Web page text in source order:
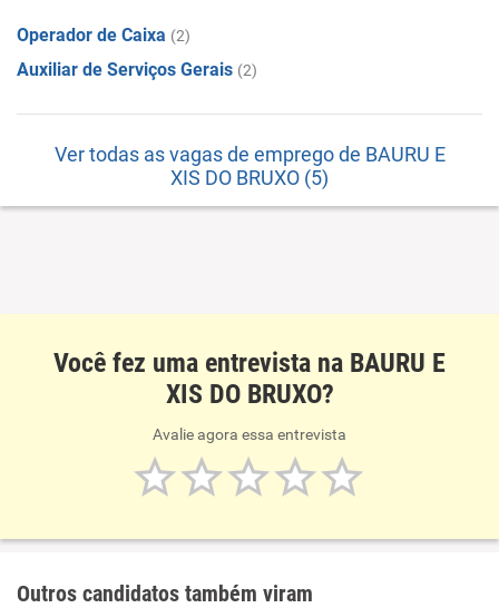
Operador de Caixa (2)
Auxiliar de Serviços Gerais (2)
Ver todas as vagas de emprego de BAURU E
XIS DO BRUXO (5)
Você fez uma entrevista na BAURU E
XIS DO BRUXO?
Avalie agora essa entrevista
Outros candidatos também viram